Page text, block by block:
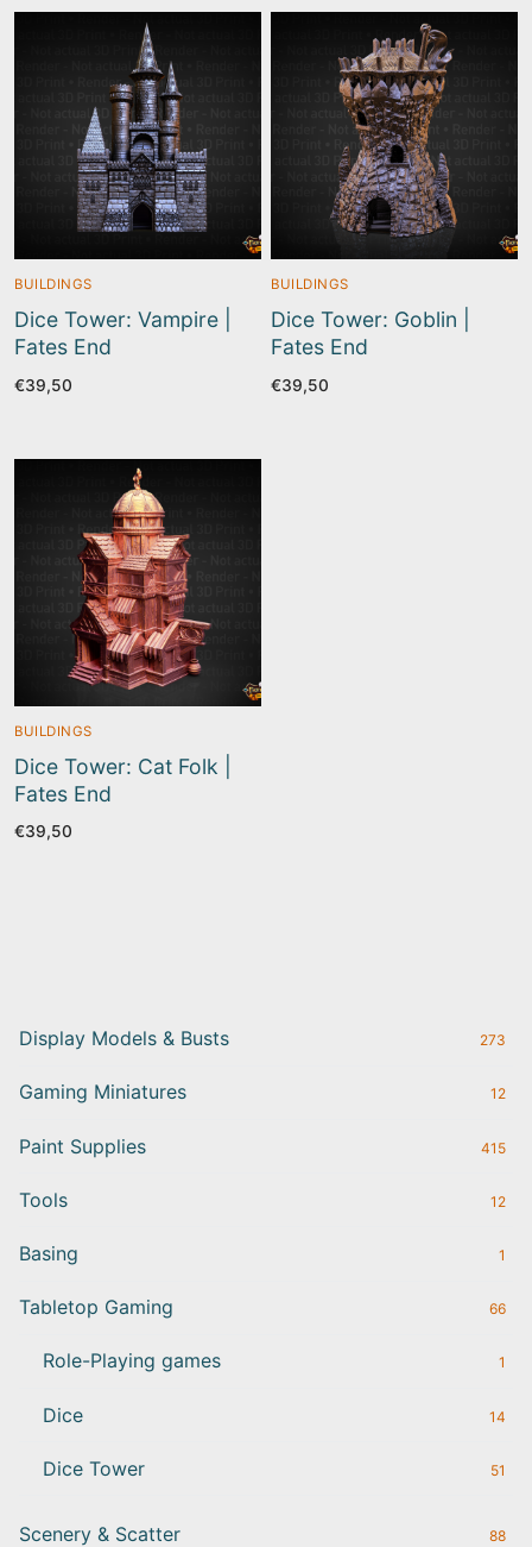
BUILDINGS
Dice Tower: Vampire |
Fates End
€39,50
BUILDINGS
Dice Tower: Goblin |
Fates End
€39,50
BUILDINGS
Dice Tower: Cat Folk |
Fates End
€39,50
Display Models & Busts 273
Gaming Miniatures 12
Paint Supplies 415
Tools 12
Basing 1
Tabletop Gaming 66
Role-Playing games 1
Dice 14
Dice Tower 51
Scenery & Scatter 88